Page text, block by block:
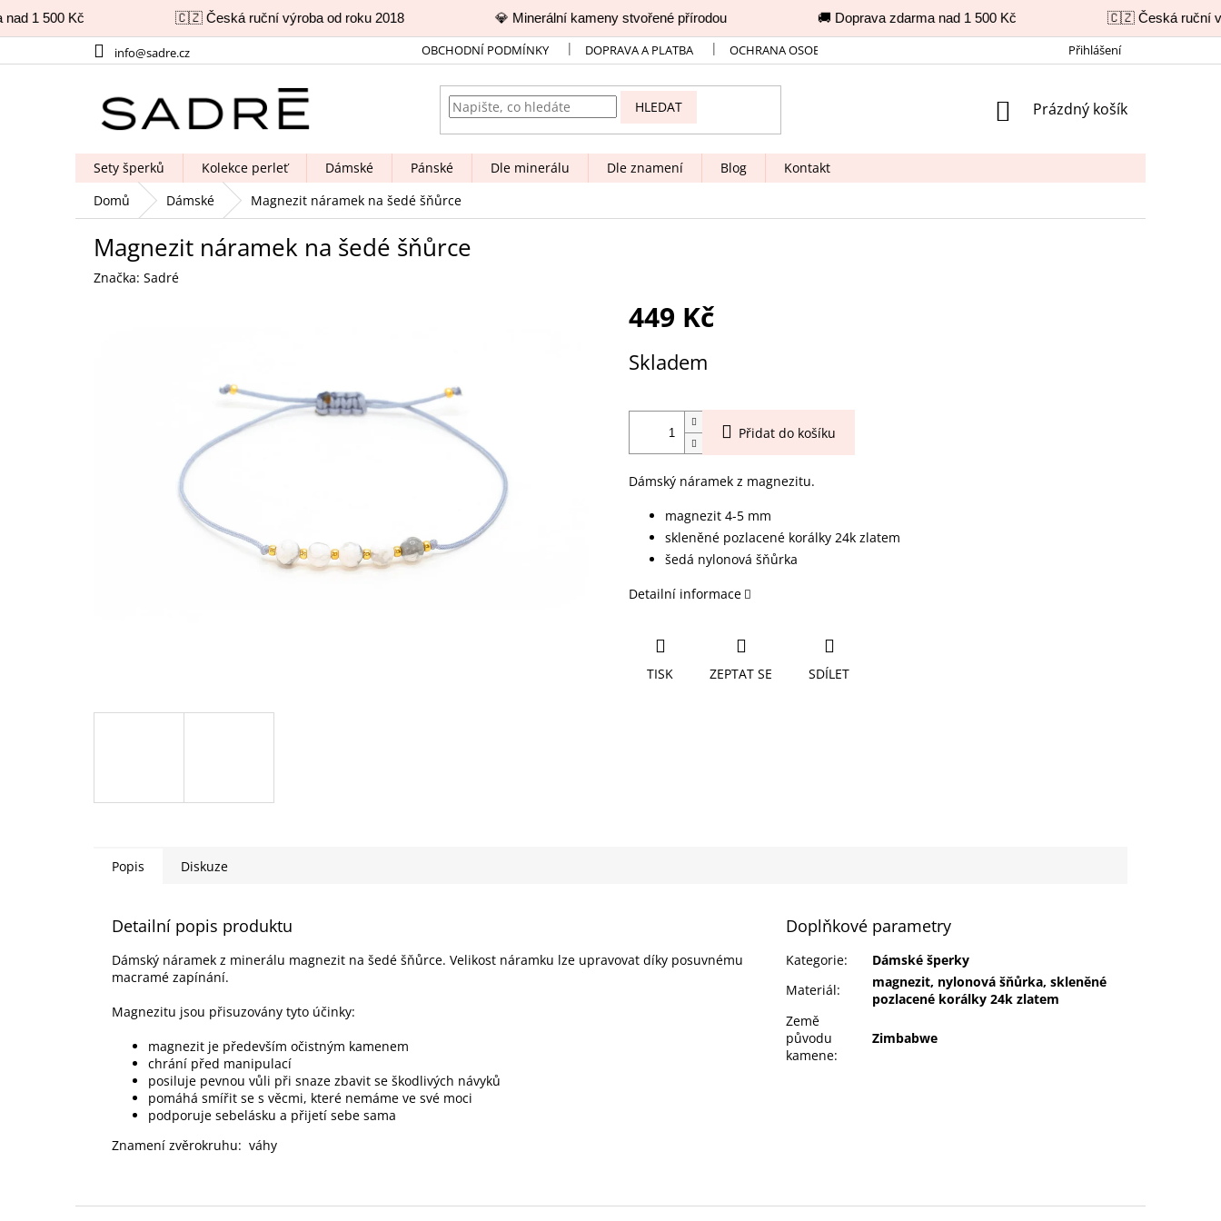
1 500 Kč 🇨🇿 Česká ruční výroba od roku 2018 💎 Minerální kameny stvořené přírodou 🚚 Doprava zdarma nad 1 500 Kč 🇨🇿 Česká ruční
na
info@sadre.cz OBCHODNÍ PODMÍNKY DOPRAVA A PLATBA OCHRANA OSOBNÍCH ÚDAJŮ KONTAKT
Přihlášení
HLEDAT
NÁKUPNÍ
Prázdný košík
Sety šperků Kolekce perleť Dámské Pánské Dle minerálu Dle znamení Blog
Kontakt
Domů
Dámské Magnezit náramek na šedé šňůrce
Magnezit náramek na šedé šňůrce
Značka: Sadré
449 Kč
cena:
Skladem
Přidat do košíku
Dámský náramek z magnezitu.
magnezit 4-5 mm
skleněné pozlacené korálky 24k zlatem
šedá nylonová šňůrka
Detailní informace
TISK ZEPTAT SE SDÍLET
Popis Diskuze
Detailní popis produktu
Dámský náramek z minerálu magnezit na šedé šňůrce. Velikost náramku lze upravovat díky posuvnému
macramé zapínání.
Magnezitu jsou přisuzovány tyto účinky:
magnezit je především očistným kamenem
chrání před manipulací
posiluje pevnou vůli při snaze zbavit se škodlivých návyků
pomáhá smířit se s věcmi, které nemáme ve své moci
podporuje sebelásku a přijetí sebe sama
Znamení zvěrokruhu: váhy
Doplňkové parametry
Kategorie:
Dámské šperky
Materiál:
magnezit, nylonová šňůrka, skleněné
pozlacené korálky 24k zlatem
Země
původu
kamene:
Zimbabwe